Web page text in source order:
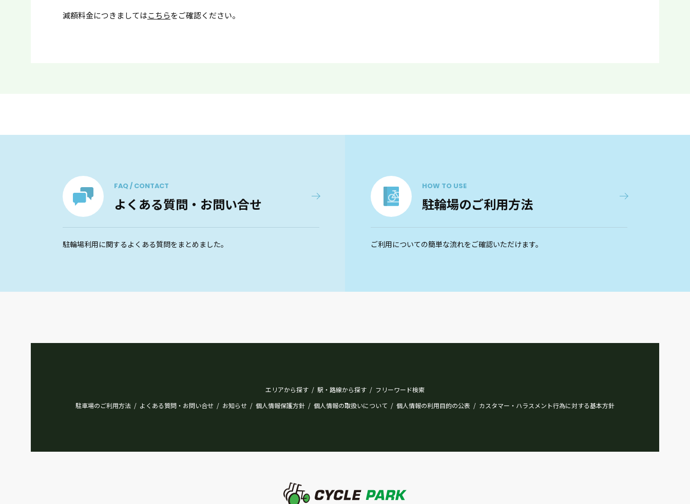
減額料金につきましてはこちらをご確認ください。
FAQ / CONTACT
よくある質問・お問い合せ
駐輪場利用に関するよくある質問をまとめました。
HOW TO USE
駐輪場のご利用方法
ご利用についての簡単な流れをご確認いただけます。
エリアから探す / 駅・路線から探す / フリーワード検索
駐車場のご利用方法 / よくある質問・お問い合せ / お知らせ / 個人情報保護方針 / 個人情報の取扱いについて / 個人情報の利用目的の公表 / カスタマー・ハラスメント行為に対する基本方針